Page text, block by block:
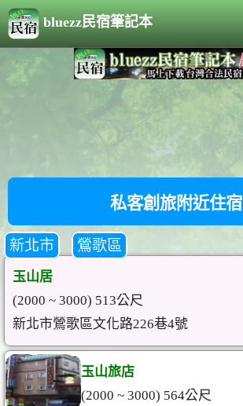
bluezz民宿筆記本
私客創旅附近住宿
新北市 鶯歌區
玉山居
(2000 ~ 3000) 513公尺
新北市鶯歌區文化路226巷4號
玉山旅店
(2000 ~ 3000) 564公尺